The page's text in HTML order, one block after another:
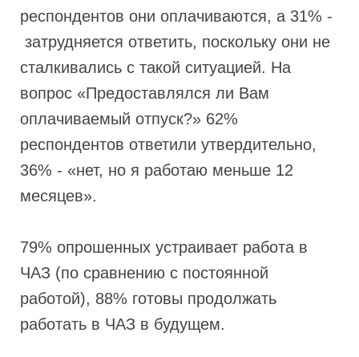
респондентов они оплачиваются, а 31% -
затрудняется ответить, поскольку они не
сталкивались с такой ситуацией. На
вопрос «Предоставлялся ли Вам
оплачиваемый отпуск?» 62%
респондентов ответили утвердительно,
36% - «нет, но я работаю меньше 12
месяцев».
79% опрошенных устраивает работа в
ЧАЗ (по сравнению с постоянной
работой), 88% готовы продолжать
работать в ЧАЗ в будущем.